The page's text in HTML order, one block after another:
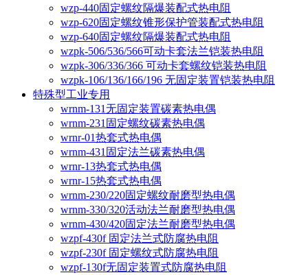
wzp-440固定螺纹隔爆装配式热电阻
wzp-620固定螺纹锥形保护管装配式热电阻
wzp-640固定螺纹隔爆装配式热电阻
wzpk-506/536/566可动卡套法兰铠装热电阻
wzpk-306/336/366 可动卡套螺纹铠装热电阻
wzpk-106/136/166/196 无固定装置铠装热电阻
特殊型工业专用
wrnm-131无固定装置碳素热电偶
wrnm-231固定螺纹碳素热电偶
wrnr-01热套式热电偶
wrnm-431固定法兰碳素热电偶
wrnr-13热套式热电偶
wrnr-15热套式热电偶
wrnm-230/220固定螺纹耐磨型热电偶
wrnm-330/320活动法兰耐磨型热电偶
wrnm-430/420固定法兰耐磨型热电偶
wzpf-430f 固定法兰式防腐热电阻
wzpf-230f 固定螺纹式防腐热电阻
wzpf-130f无固定装置式防腐热电阻